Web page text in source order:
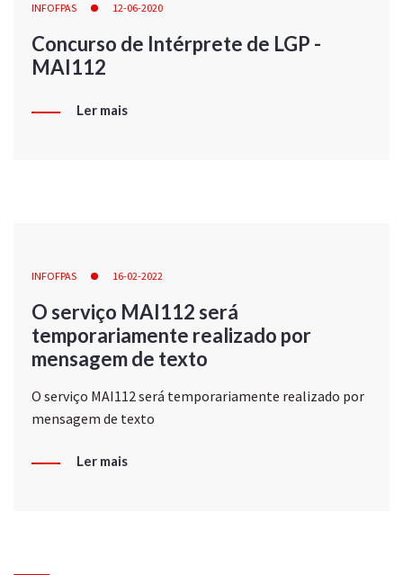
INFOFPAS 12-06-2020
Concurso de Intérprete de LGP -
MAI112
Ler mais
INFOFPAS 16-02-2022
O serviço MAI112 será
temporariamente realizado por
mensagem de texto
O serviço MAI112 será temporariamente realizado por
mensagem de texto
Ler mais